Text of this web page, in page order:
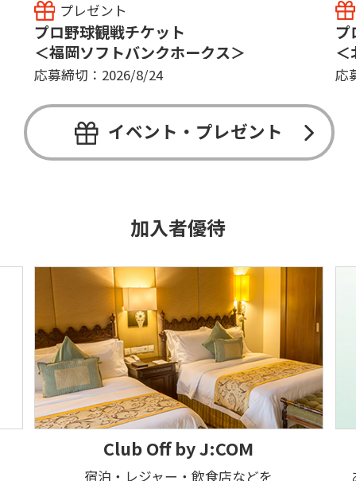
プレゼント
プロ野球観戦チケット
＜福岡ソフトバンクホークス＞
応募締切：2026/8/24
プ
＜
応
イベント・プレゼント
加入者優待
Club Off by J:COM
宿泊・レジャー・飲食店などを